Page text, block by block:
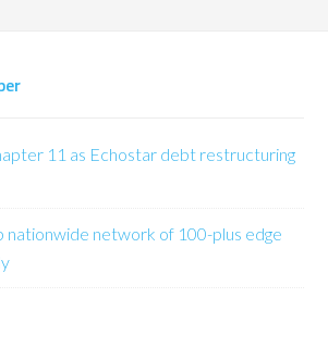
11 as Echostar debt restructuring
nationwide network of 100-plus edge